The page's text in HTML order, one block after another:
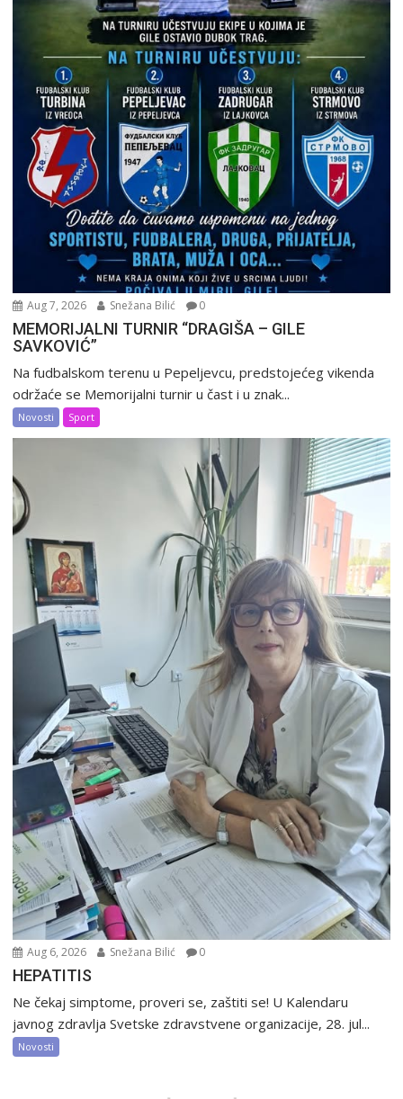
Aug 7, 2026 Snežana Bilić 0
MEMORIJALNI TURNIR “DRAGIŠA – GILE
SAVKOVIĆ”
Na fudbalskom terenu u Pepeljevcu, predstojećeg vikenda
održaće se Memorijalni turnir u čast i u znak...
Novosti Sport
Aug 6, 2026 Snežana Bilić 0
HEPATITIS
Ne čekaj simptome, proveri se, zaštiti se! U Kalendaru
javnog zdravlja Svetske zdravstvene organizacije, 28. jul...
Novosti